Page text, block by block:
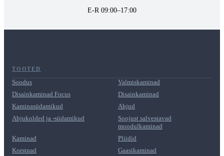
E-R 09:00–17:00
TOOTED
Soodus
Valmiskaminad
Disainkaminad Focus
Disainkaminad
Kaminasüdamikud
Ahjud
Ahjukolded ja -südamikud
Soojust salvestavad
moodulkaminad
Kaminad
Pliidid
Korstnad
Gaasikaminad